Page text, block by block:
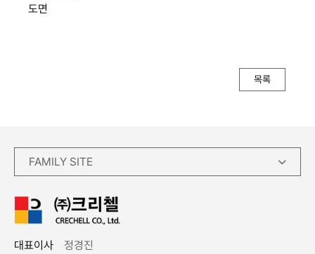
도면
목록
대표이사 정경진
FAMILY SITE